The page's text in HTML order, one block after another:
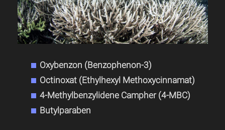
Oxybenzon (Benzophenon-3)
Octinoxat (Ethylhexyl Methoxycinnamat)
4-Methylbenzylidene Campher (4-MBC)
Butylparaben